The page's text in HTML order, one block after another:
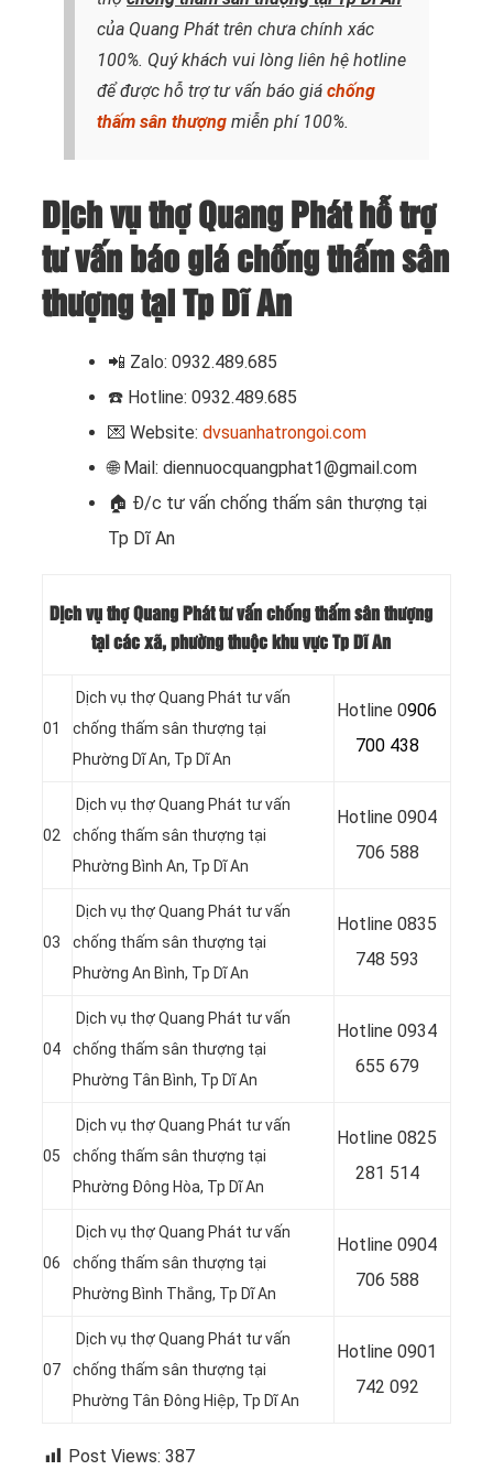
của Quang Phát trên chưa chính xác
100%. Quý khách vui lòng liên hệ hotline
để được hỗ trợ tư vấn báo giá chống
thấm sân thượng miễn phí 100%.
Dịch vụ thợ Quang Phát hỗ trợ
tư vấn báo giá chống thấm sân
thượng tại Tp Dĩ An
📲 Zalo: 0932.489.685
☎️ Hotline: 0932.489.685
💌 Website: dvsuanhatrongoi.com
🌐 Mail: diennuocquangphat1@gmail.com
🏠 Đ/c tư vấn chống thấm sân thượng tại
Tp Dĩ An
Dịch vụ thợ Quang Phát tư vấn chống thấm sân thượng
tại các xã, phường thuộc khu vực Tp Dĩ An
01
Dịch vụ thợ Quang Phát tư vấn
chống thấm sân thượng tại
Phường Dĩ An, Tp Dĩ An
Hotline 0906
700 438
02
Dịch vụ thợ Quang Phát tư vấn
chống thấm sân thượng tại
Phường Bình An, Tp Dĩ An
Hotline 0904
706 588
03
Dịch vụ thợ Quang Phát tư vấn
chống thấm sân thượng tại
Phường An Bình, Tp Dĩ An
Hotline 0835
748 593
04
Dịch vụ thợ Quang Phát tư vấn
chống thấm sân thượng tại
Phường Tân Bình, Tp Dĩ An
Hotline 0934
655 679
05
Dịch vụ thợ Quang Phát tư vấn
chống thấm sân thượng tại
Phường Đông Hòa, Tp Dĩ An
Hotline 0825
281 514
06
Dịch vụ thợ Quang Phát tư vấn
chống thấm sân thượng tại
Phường Bình Thắng, Tp Dĩ An
Hotline 0904
706 588
07
Dịch vụ thợ Quang Phát tư vấn
chống thấm sân thượng tại
Phường Tân Đông Hiệp, Tp Dĩ An
Hotline 0901
742 092
Post Views: 387